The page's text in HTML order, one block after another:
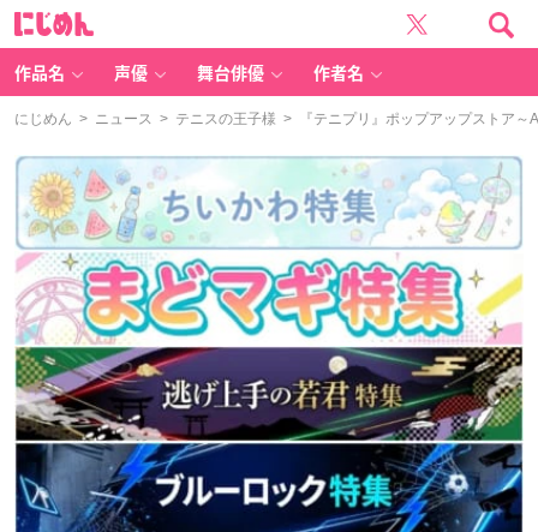
作品名 声優 舞台俳優 作者名
にじめん > ニュース > テニスの王子様 > 『テニプリ』ポップアップストア～